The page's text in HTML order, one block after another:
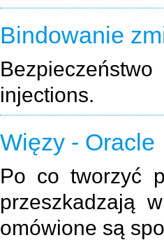
Bindowanie
injections.
Więzy - Oracle
Po co tworzyć
przeszkadzają
omówione są